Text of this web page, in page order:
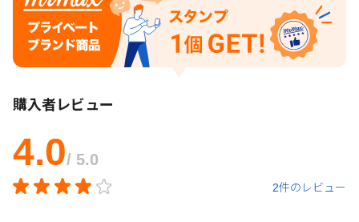
購入者レビュー
4.0/ 5.0
2件のレビュー